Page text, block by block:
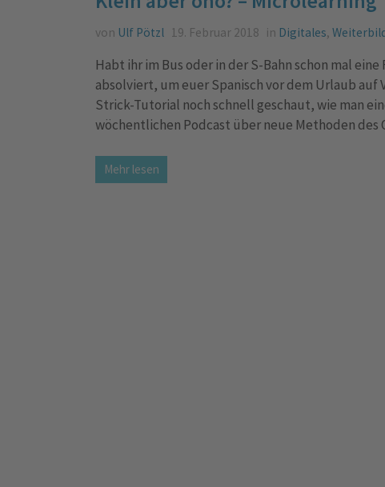
von Ulf Pötzl 19. Februar 2018 in Digitales,
Habt ihr im Bus oder in der S-Bahn schon mal
absolviert, um euer Spanisch vor dem Urlaub auf
Strick-Tutorial noch schnell geschaut, wie man
wöchentlichen Podcast über neue Methoden
Mehr lesen